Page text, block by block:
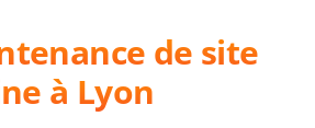
de site
à Lyon